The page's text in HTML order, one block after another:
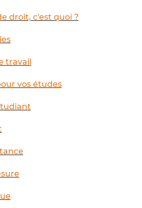
droit, c'est quoi ?
travail
vos études